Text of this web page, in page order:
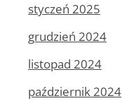
styczeń 2025
grudzień 2024
listopad 2024
październik 2024